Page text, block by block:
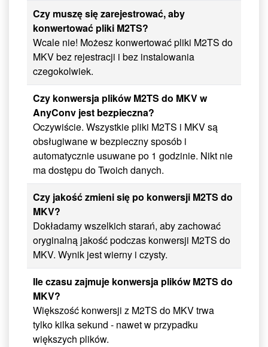
Czy muszę się zarejestrować, aby
konwertować pliki M2TS?
Wcale nie! Możesz konwertować pliki M2TS do
MKV bez rejestracji i bez instalowania
czegokolwiek.
Czy konwersja plików M2TS do MKV w
AnyConv jest bezpieczna?
Oczywiście. Wszystkie pliki M2TS i MKV są
obsługiwane w bezpieczny sposób i
automatycznie usuwane po 1 godzinie. Nikt nie
ma dostępu do Twoich danych.
Czy jakość zmieni się po konwersji M2TS do
MKV?
Dokładamy wszelkich starań, aby zachować
oryginalną jakość podczas konwersji M2TS do
MKV. Wynik jest wierny i czysty.
Ile czasu zajmuje konwersja plików M2TS do
MKV?
Większość konwersji z M2TS do MKV trwa
tylko kilka sekund - nawet w przypadku
większych plików.